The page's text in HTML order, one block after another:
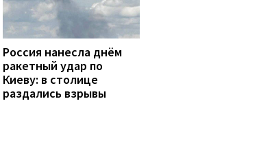
Россия нанесла днём
ракетный удар по
Киеву: в столице
раздались взрывы